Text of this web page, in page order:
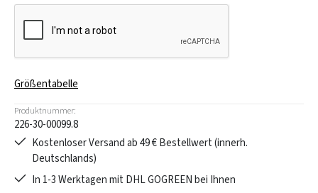
Größentabelle
Produktnummer:
226-30-00099.8
Kostenloser Versand ab 49 € Bestellwert (innerh.
Deutschlands)
In 1-3 Werktagen mit DHL GOGREEN bei Ihnen